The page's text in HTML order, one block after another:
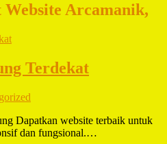
Arcamanik,
Terdekat
Dapatkan website terbaik untuk
dan fungsional.…